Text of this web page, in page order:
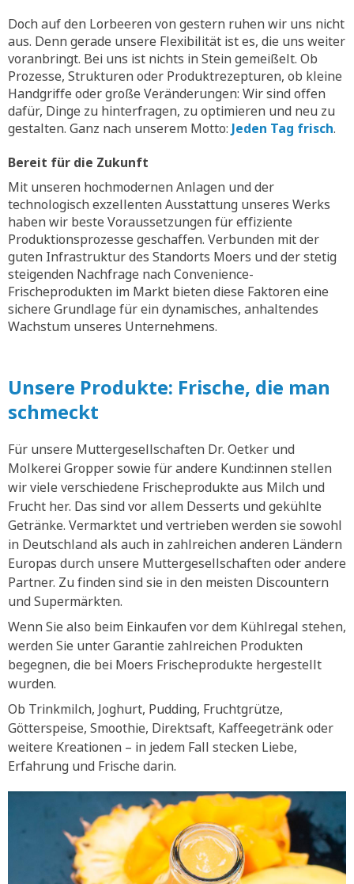
Doch auf den Lorbeeren von gestern ruhen wir uns nicht
aus. Denn gerade unsere Flexibilität ist es, die uns weiter
voranbringt. Bei uns ist nichts in Stein gemeißelt. Ob
Prozesse, Strukturen oder Produktrezepturen, ob kleine
Handgriffe oder große Veränderungen: Wir sind offen
dafür, Dinge zu hinterfragen, zu optimieren und neu zu
gestalten. Ganz nach unserem Motto: Jeden Tag frisch.
Bereit für die Zukunft
Mit unseren hochmodernen Anlagen und der
technologisch exzellenten Ausstattung unseres Werks
haben wir beste Voraussetzungen für effiziente
Produktionsprozesse geschaffen. Verbunden mit der
guten Infrastruktur des Standorts Moers und der stetig
steigenden Nachfrage nach Convenience-
Frischeprodukten im Markt bieten diese Faktoren eine
sichere Grundlage für ein dynamisches, anhaltendes
Wachstum unseres Unternehmens.
Unsere Produkte: Frische, die man
schmeckt
Für unsere Muttergesellschaften Dr. Oetker und
Molkerei Gropper sowie für andere Kund:innen stellen
wir viele verschiedene Frischeprodukte aus Milch und
Frucht her. Das sind vor allem Desserts und gekühlte
Getränke. Vermarktet und vertrieben werden sie sowohl
in Deutschland als auch in zahlreichen anderen Ländern
Europas durch unsere Muttergesellschaften oder andere
Partner. Zu finden sind sie in den meisten Discountern
und Supermärkten.
Wenn Sie also beim Einkaufen vor dem Kühlregal stehen,
werden Sie unter Garantie zahlreichen Produkten
begegnen, die bei Moers Frischeprodukte hergestellt
wurden.
Ob Trinkmilch, Joghurt, Pudding, Fruchtgrütze,
Götterspeise, Smoothie, Direktsaft, Kaffeegetränk oder
weitere Kreationen – in jedem Fall stecken Liebe,
Erfahrung und Frische darin.